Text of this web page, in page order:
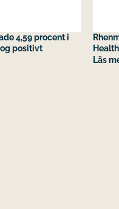
4,59 procent i
positivt
Läs